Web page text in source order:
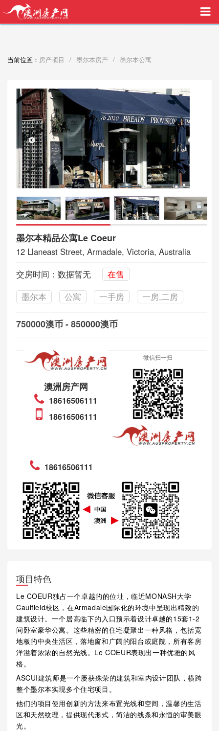
买家中介VIP服务，助您安心购房
当前位置： 房产项目 / 墨尔本房产 / 墨尔本公寓
墨尔本精品公寓Le Coeur
12 Llaneast Street, Armadale, Victoria, Australia
交房时间：数据暂无
在售
墨尔本
公寓 一手房 一房,二房
750000澳币 - 850000澳币
澳洲房产网
18616506111
18616506111
微信扫一扫
18616506111
项目特色
Le COEUR独占一个卓越的的位址，临近MONASH大学
Caulfield校区，在Armadale国际化的环境中呈现出精致的
建筑设计。一个居高临下的入口预示着设计卓越的15套1-2
间卧室豪华公寓。这些精密的住宅凝聚出一种风格，包括宽
地板的中央生活区，落地窗和广阔的阳台或庭院，所有客房
洋溢着浓浓的自然光线。Le COEUR表现出一种优雅的风
格。
ASCUI建筑师是一个屡获殊荣的建筑和室内设计团队，横跨
整个墨尔本实现多个住宅项目。
他们的项目使用创新的方法来布置光线和空间，温馨的生活
区和天然纹理，提供现代形式，简洁的线条和永恒的审美眼
光。